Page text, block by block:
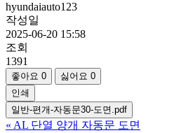
hyundaiauto123
작성일
2025-06-20 15:58
조회
1391
좋아요 0 싫어요 0
인쇄
일반-편개-자동문30-도면.pdf
« AL 단열 양개 자동문 도면